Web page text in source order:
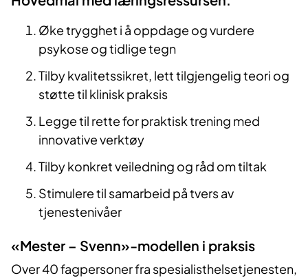
Øke trygghet i å oppdage og vurdere
psykose og tidlige tegn
Tilby kvalitetssikret, lett tilgjengelig teori og
støtte til klinisk praksis
Legge til rette for praktisk trening med
innovative verktøy
Tilby konkret veiledning og råd om tiltak
Stimulere til samarbeid på tvers av
tjenestenivåer
«Mester – Svenn»-modellen i praksis
Over 40 fagpersoner fra spesialisthelsetjenesten,